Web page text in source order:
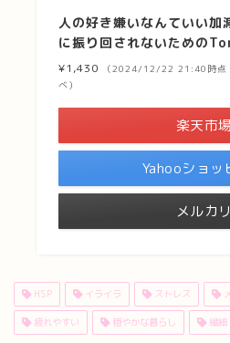
人の好き嫌いなんていい加
に振り回されないための
¥1,430
（2024/12/22 21:40時点
べ）
楽天市場
Yahooショッ
メルカリ
HSP イライラ ストレス
疲れやすい 穏やかな暮らし 繊細